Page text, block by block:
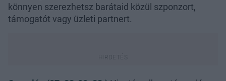
könnyen szerezhetsz barátaid közül szponzort,
támogatót vagy üzleti partnert.